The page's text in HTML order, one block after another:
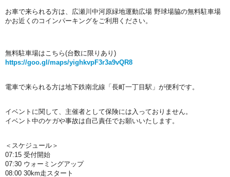
お車で来られる方は、広瀬川中河原緑地運動広場 野球場脇の無料駐車場
かお近くのコインパーキングをご利用ください。
無料駐車場はこちら(台数に限りあり)
https://goo.gl/maps/yighkvpF3r3a9vQR8
電車で来られる方は地下鉄南北線「長町一丁目駅」が便利です。
イベントに関して、主催者として保険には入っておりません。
イベント中のケガや事故は自己責任でお願いいたします。
＜スケジュール＞
07:15 受付開始
07:30 ウォーミングアップ
08:00 30km走スタート